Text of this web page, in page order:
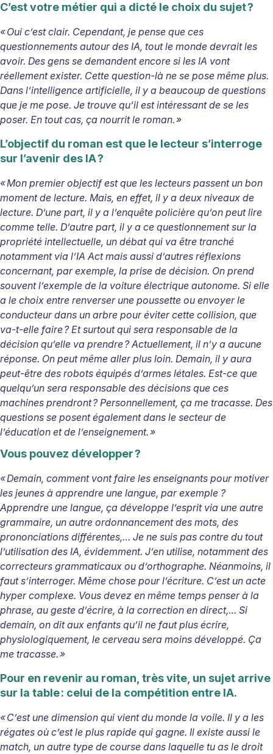
C’est votre métier qui a dicté le choix du sujet?
« Oui c’est clair. Cependant, je pense que ces
questionnements autour des IA, tout le monde devrait les
avoir. Des gens se demandent encore si les IA vont
réellement exister. Cette question-là ne se pose même plus.
Dans l’intelligence artificielle, il y a beaucoup de questions
que je me pose. Je trouve qu’il est intéressant de se les
poser. En tout cas, ça nourrit le roman. »
L’objectif du roman est que le lecteur s’interroge
sur l’avenir des IA?
«Mon premier objectif est que les lecteurs passent un bon
moment de lecture. Mais, en effet, il y a deux niveaux de
lecture. D’une part, il y a l’enquête policière qu’on peut lire
comme telle. D’autre part, il y a ce questionnement sur la
propriété intellectuelle, un débat qui va être tranché
notamment via l’IA Act mais aussi d’autres réflexions
concernant, par exemple, la prise de décision. On prend
souvent l’exemple de la voiture électrique autonome. Si elle
a le choix entre renverser une poussette ou envoyer le
conducteur dans un arbre pour éviter cette collision, que
va-t-elle faire ? Et surtout qui sera responsable de la
décision qu’elle va prendre ? Actuellement, il n’y a aucune
réponse. On peut même aller plus loin. Demain, il y aura
peut-être des robots équipés d’armes létales. Est-ce que
quelqu’un sera responsable des décisions que ces
machines prendront ? Personnellement, ça me tracasse. Des
questions se posent également dans le secteur de
l’éducation et de l’enseignement. »
Vous pouvez développer?
«Demain, comment vont faire les enseignants pour motiver
les jeunes à apprendre une langue, par exemple ?
Apprendre une langue, ça développe l’esprit via une autre
grammaire, un autre ordonnancement des mots, des
prononciations différentes,… Je ne suis pas contre du tout
l’utilisation des IA, évidemment. J’en utilise, notamment des
correcteurs grammaticaux ou d’orthographe. Néanmoins, il
faut s’interroger. Même chose pour l’écriture. C’est un acte
hyper complexe. Vous devez en même temps penser à la
phrase, au geste d’écrire, à la correction en direct,… Si
demain, on dit aux enfants qu’il ne faut plus écrire,
physiologiquement, le cerveau sera moins développé. Ça
me tracasse.»
Pour en revenir au roman, très vite, un sujet arrive
sur la table: celui de la compétition entre IA.
« C’est une dimension qui vient du monde la voile. Il y a les
régates où c’est le plus rapide qui gagne. Il existe aussi le
match, un autre type de course dans laquelle tu as le droit